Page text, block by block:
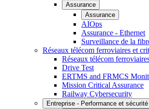
Assurance
Assurance
AIOps
Assurance - Ethernet
Surveillance de la
Réseaux télécom ferroviaires et
Réseaux télécom
Drive Test
ERTMS and FRMCS
Mission Critical Assurance
Railway Cybersecurity
Entreprise - Performance et sécurité